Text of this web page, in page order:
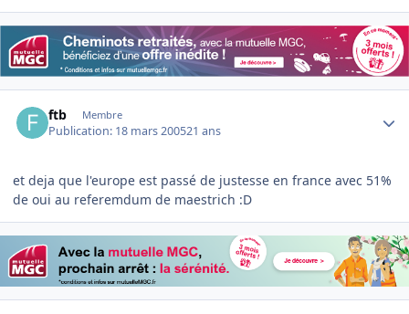
ftb Membre
Publication: 18 mars 200521 ans
et deja que l'europe est passé de justesse en france avec 51%
de oui au referemdum de maestrich :D